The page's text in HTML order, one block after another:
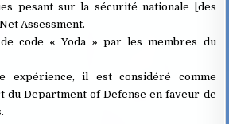
pesant sur la sécurité nationale [des
Assessment.
code « Yoda » par les membres du
expérience, il est considéré comme
du Department of Defense en faveur de